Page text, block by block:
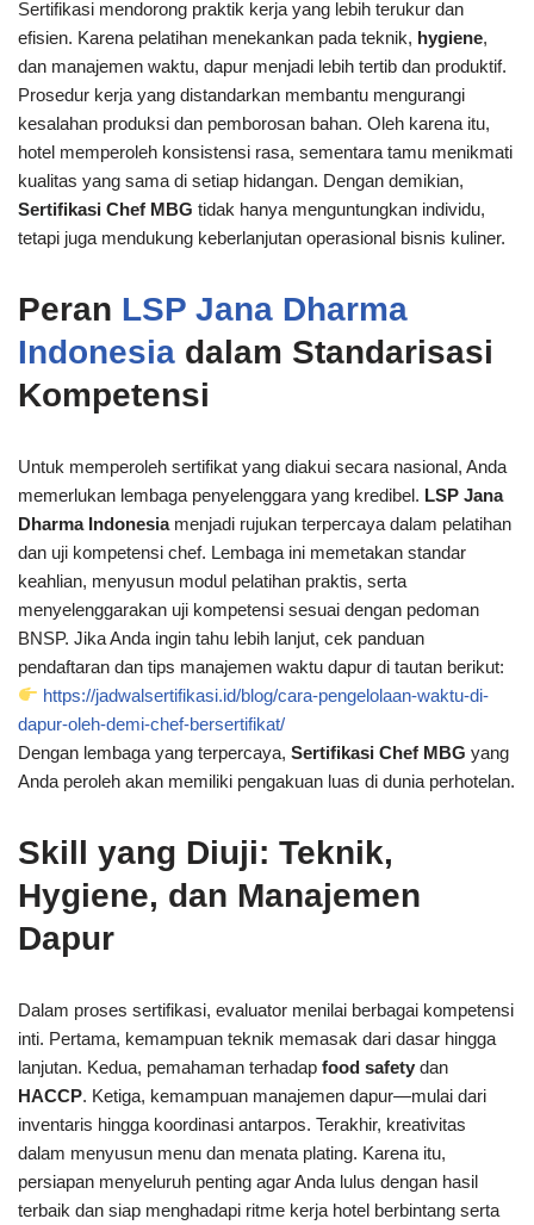
Sertifikasi mendorong praktik kerja yang lebih terukur dan
efisien. Karena pelatihan menekankan pada teknik, hygiene,
dan manajemen waktu, dapur menjadi lebih tertib dan produktif.
Prosedur kerja yang distandarkan membantu mengurangi
kesalahan produksi dan pemborosan bahan. Oleh karena itu,
hotel memperoleh konsistensi rasa, sementara tamu menikmati
kualitas yang sama di setiap hidangan. Dengan demikian,
Sertifikasi Chef MBG tidak hanya menguntungkan individu,
tetapi juga mendukung keberlanjutan operasional bisnis kuliner.
Peran LSP Jana Dharma
Indonesia dalam Standarisasi
Kompetensi
Untuk memperoleh sertifikat yang diakui secara nasional, Anda
memerlukan lembaga penyelenggara yang kredibel. LSP Jana
Dharma Indonesiamenjadi rujukan terpercaya dalam pelatihan
dan uji kompetensi chef. Lembaga ini memetakan standar
keahlian, menyusun modul pelatihan praktis, serta
menyelenggarakan uji kompetensi sesuai dengan pedoman
BNSP. Jika Anda ingin tahu lebih lanjut, cek panduan
pendaftaran dan tips manajemen waktu dapur di tautan berikut:
https://jadwalsertifikasi.id/blog/cara-pengelolaan-waktu-di-
dapur-oleh-demi-chef-bersertifikat/
Dengan lembaga yang terpercaya, Sertifikasi Chef MBG yang
Anda peroleh akan memiliki pengakuan luas di dunia perhotelan.
Skill yang Diuji: Teknik,
Hygiene, dan Manajemen
Dapur
Dalam proses sertifikasi, evaluator menilai berbagai kompetensi
inti. Pertama, kemampuan teknik memasak dari dasar hingga
lanjutan. Kedua, pemahaman terhadap food safety dan
HACCP. Ketiga, kemampuan manajemen dapur—mulai dari
inventaris hingga koordinasi antarpos. Terakhir, kreativitas
dalam menyusun menu dan menata plating. Karena itu,
persiapan menyeluruh penting agar Anda lulus dengan hasil
terbaik dan siap menghadapi ritme kerja hotel berbintang serta